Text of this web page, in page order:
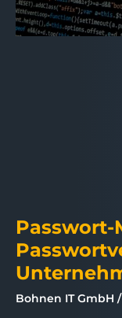
Passwort-
Bohnen IT GmbH